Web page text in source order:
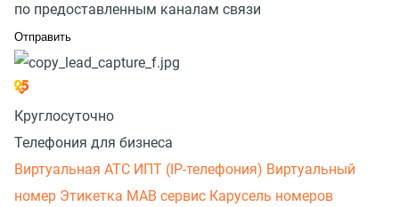
по предоставленным каналам связи
Круглосуточно
Телефония для бизнеса
Виртуальная АТС ИПТ (IP-телефония) Виртуальный
номер Этикетка МАВ сервис Карусель номеров